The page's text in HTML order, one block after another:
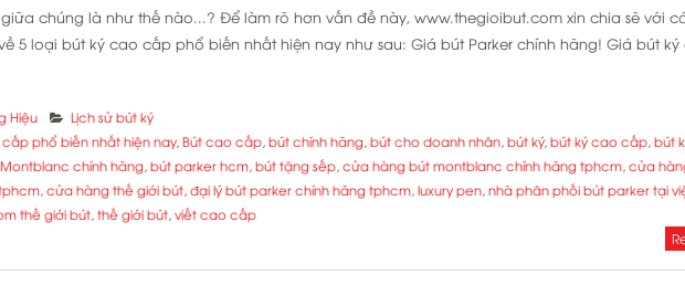
chúng là như thế nào...? Để làm rõ hơn vấn đề này, www.thegioibut.com xin chia sẽ với
5 loại bút ký cao cấp phổ biến nhất hiện nay như sau: Giá bút Parker chính hãng! Giá bút
Hiệu
Lịch sử bút ký
phổ biến nhất hiện nay, Bút cao cấp bút chính hãng bút cho doanh nhân bút ký, bút ký cao cấp bút
chính hãng bút parker hcm bút tặng sếp cửa hàng bút montblanc chính hãng tphcm cửa
cửa hàng thế giới bút đại lý bút parker chính hãng tphcm luxury pen nhà phân phối bút parker tại
thế giới bút thế giới bút viết cao cấp